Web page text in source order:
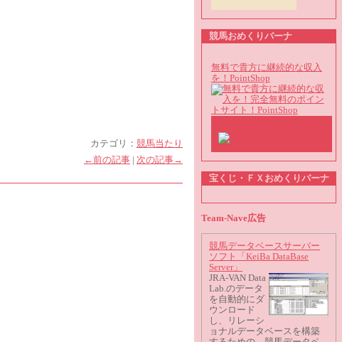
カテゴリ： 競馬当たり
←前の記事 | 次の記事→
競馬おめくりバーナ
無料で貴方に継続的な収入
を！PointShop
宝くじ・ＦＸおめくりバーナ
Team-Nave広告
競馬データベースサーバー
ソフト「KeiBa DataBase
Server」
JRA-VAN Data
Lab.のデータ
を自動的にダ
ウンロード
し、リレーシ
ョナルデータベースを構築